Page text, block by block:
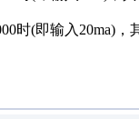
时(即输入20ma)，